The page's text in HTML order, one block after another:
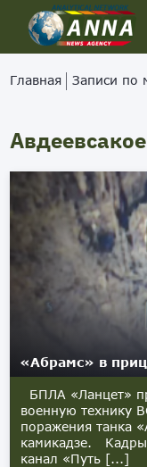
Главная Записи по
«Абрамс» в
БПЛА «Ланцет»
военную технику
поражения танка
камикадзе.
канал «Путь [...]